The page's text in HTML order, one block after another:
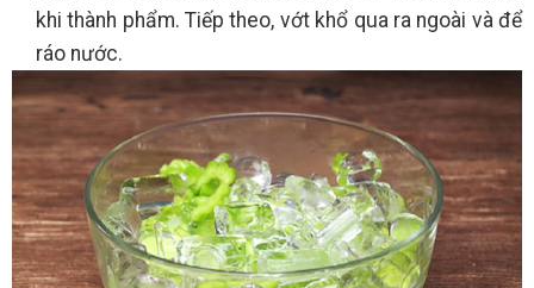
khi thành phẩm. Tiếp theo, vớt khổ qua ra ngoài và để
ráo nước.